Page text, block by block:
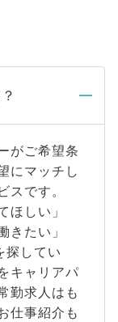
がご希望条
にマッチし
スです。
ほしい」
きたい」
探してい
キャリアパ
勤求人はも
仕事紹介も